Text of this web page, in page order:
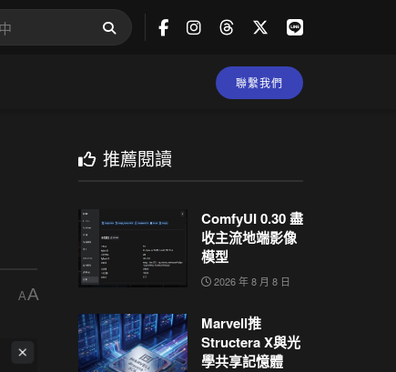
聯繫我們
AA
推薦閱讀
ComfyUI 0.30 盡
收主流地端影像
模型
2026 年 8 月 8 日
Marvell推
Structera X與光
學共享記憶體